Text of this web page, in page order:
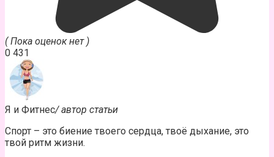
( Пока оценок нет )
0 431
Я и Фитнес/ автор статьи
Спорт – это биение твоего сердца, твоё дыхание, это
твой ритм жизни.